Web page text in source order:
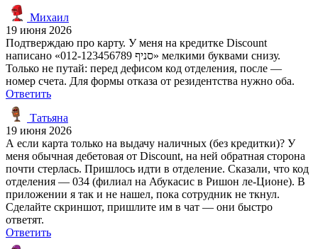
Михаил
19 июня 2026
Подтверждаю про карту. У меня на кредитке Discount
написано «סניף 012-123456789» мелкими буквами снизу.
Только не путай: перед дефисом код отделения, после —
номер счета. Для формы отказа от резидентства нужно оба.
Ответить
Татьяна
19 июня 2026
А если карта только на выдачу наличных (без кредитки)? У
меня обычная дебетовая от Discount, на ней обратная сторона
почти стерлась. Пришлось идти в отделение. Сказали, что код
отделения — 034 (филиал на Абукасис в Ришон ле-Ционе). В
приложении я так и не нашел, пока сотрудник не ткнул.
Сделайте скриншот, пришлите им в чат — они быстро
ответят.
Ответить